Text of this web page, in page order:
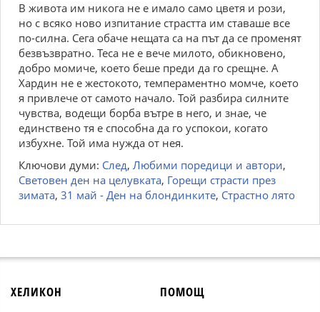
В живота им никога не е имало само цветя и рози,
но с всяко ново изпитание страстта им ставаше все
по-силна. Сега обаче нещата са на път да се променят
безвъзвратно. Теса не е вече милото, обикновено,
добро момиче, което беше преди да го срещне. А
Хардин не е жестокото, темпераментно момче, което
я привлече от самото начало. Той разбира силните
чувства, водещи борба вътре в него, и знае, че
единствено тя е способна да го успокои, когато
избухне. Той има нужда от нея.
Ключови думи: След, Любими поредици и автори,
Световен ден на целувката, Горещи страсти през
зимата, 31 май - Ден на блондинките, Страстно лято
ХЕЛИКОН ПОМОЩ